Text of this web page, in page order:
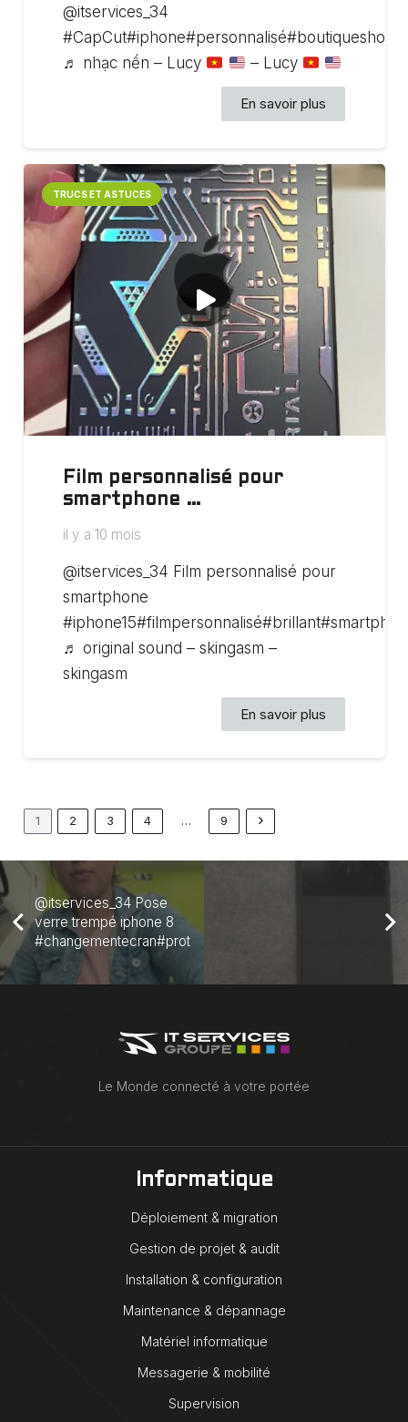
@itservices_34
♬ nhạc nền – Lucy
– Lucy
En savoir plus
TRUCS ET ASTUCES
Film personnalisé pour
smartphone …
il y a 10 mois
@itservices_34 Film personnalisé pour
smartphone
♬ original sound – skingasm –
skingasm
En savoir plus
1 2 3 4 … 9
@itservices_34 Pose
verre trempé iphone 8
#changementecran#protection#verretrem…
Le Monde connecté à votre portée
Informatique
Déploiement & migration
Gestion de projet & audit
Installation & configuration
Maintenance & dépannage
Matériel informatique
Messagerie & mobilité
Supervision